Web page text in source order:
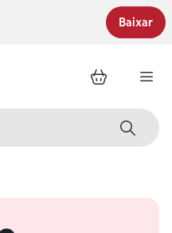
Baixar